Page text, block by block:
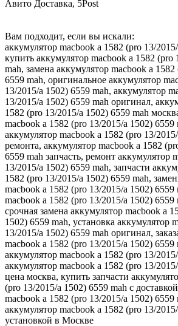
Авито Доставка, 5Post
Вам подходит, если вы искали:
аккумулятор macbook a 1582 (pro 13/
купить аккумулятор macbook a 1582 (pro
mah, замена аккумулятор macbook a
6559 mah, оригинальное аккумулятор
13/2015/a 1502) 6559 mah, аккумулятор
13/2015/a 1502) 6559 mah оригинал,
1582 (pro 13/2015/a 1502) 6559 mah
macbook a 1582 (pro 13/2015/a 1502) 6559
аккумулятор macbook a 1582 (pro 13/
ремонта, аккумулятор macbook a 1582
6559 mah запчасть, ремонт аккумулятор
13/2015/a 1502) 6559 mah, запчасти
1582 (pro 13/2015/a 1502) 6559 mah,
macbook a 1582 (pro 13/2015/a 1502) 6559
macbook a 1582 (pro 13/2015/a 1502) 6559
срочная замена аккумулятор macbook a
1502) 6559 mah, установка аккумулятор
13/2015/a 1502) 6559 mah оригинал,
macbook a 1582 (pro 13/2015/a 1502) 6559
аккумулятор macbook a 1582 (pro 13/
аккумулятор macbook a 1582 (pro 13/
цена москва, купить запчасти
(pro 13/2015/a 1502) 6559 mah с
macbook a 1582 (pro 13/2015/a 1502) 6559
аккумулятор macbook a 1582 (pro 13/
установкой в Москве